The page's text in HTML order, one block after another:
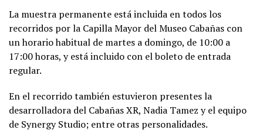
La muestra permanente está incluida en todos los
recorridos por la Capilla Mayor del Museo Cabañas con
un horario habitual de martes a domingo, de 10:00 a
17:00 horas, y está incluido con el boleto de entrada
regular.
En el recorrido también estuvieron presentes la
desarrolladora del Cabañas XR, Nadia Tamez y el equipo
de Synergy Studio; entre otras personalidades.